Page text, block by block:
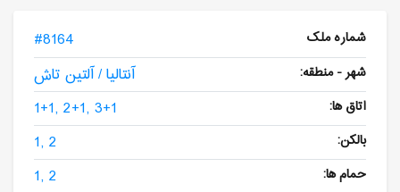
شماره ملک #8164
شهر - منطقه: آنتالیا / آلتین تاش
اتاق ها: 1+1, 2+1, 3+1
بالکن: 1, 2
حمام ها: 1, 2